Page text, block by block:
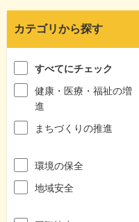
カテゴリから探す
すべてにチェック
健康・医療・福祉の増
進
まちづくりの推進
環境の保全
地域安全